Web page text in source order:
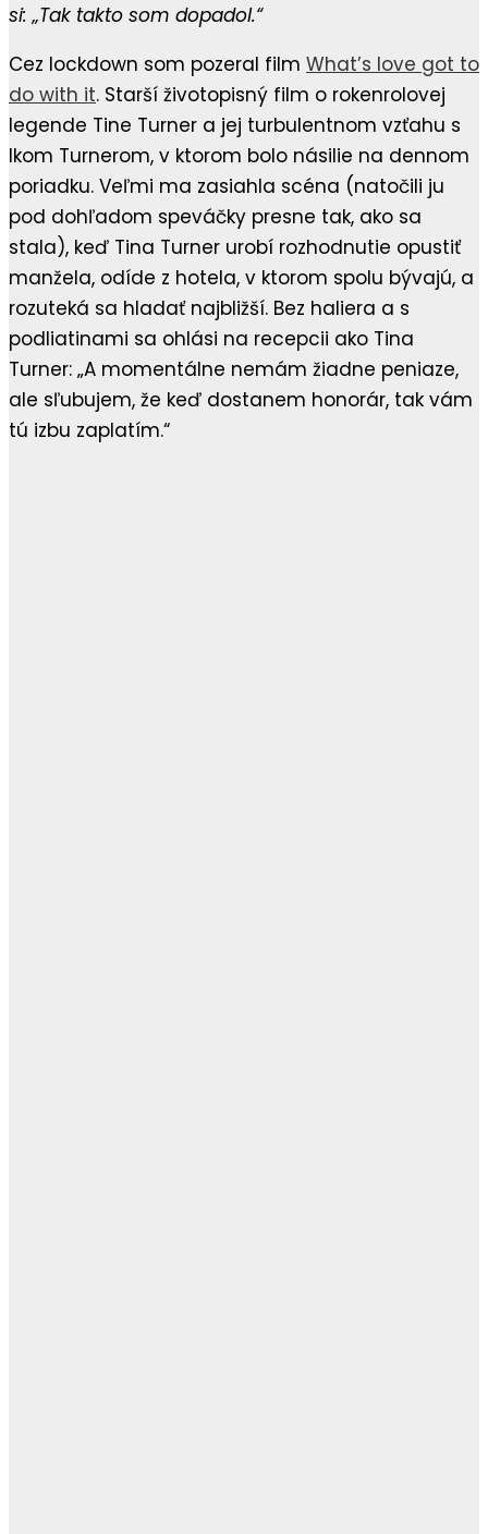
si: „Tak takto som dopadol.“
Cez lockdown som pozeral film What’s love got to
do with it. Starší životopisný film o rokenrolovej
legende Tine Turner a jej turbulentnom vzťahu s
Ikom Turnerom, v ktorom bolo násilie na dennom
poriadku. Veľmi ma zasiahla scéna (natočili ju
pod dohľadom speváčky presne tak, ako sa
stala), keď Tina Turner urobí rozhodnutie opustiť
manžela, odíde z hotela, v ktorom spolu bývajú, a
rozuteká sa hladať najbližší. Bez haliera a s
podliatinami sa ohlási na recepcii ako Tina
Turner: „A momentálne nemám žiadne peniaze,
ale sľubujem, že keď dostanem honorár, tak vám
tú izbu zaplatím.“